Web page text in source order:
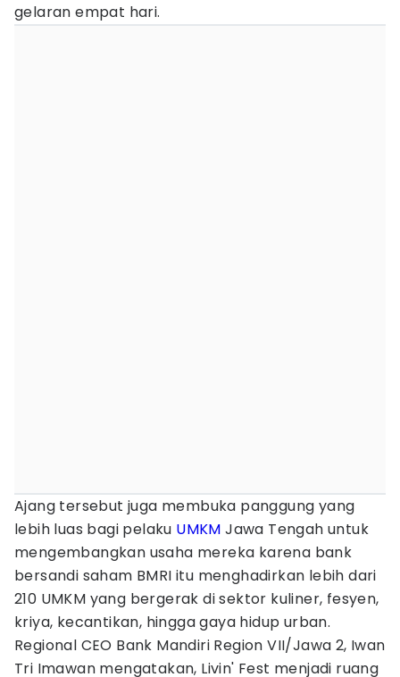
gelaran empat hari.
Ajang tersebut juga membuka panggung yang
lebih luas bagi pelaku UMKM Jawa Tengah untuk
mengembangkan usaha mereka karena bank
bersandi saham BMRI itu menghadirkan lebih dari
210 UMKM yang bergerak di sektor kuliner, fesyen,
kriya, kecantikan, hingga gaya hidup urban.
Regional CEO Bank Mandiri Region VII/Jawa 2, Iwan
Tri Imawan mengatakan, Livin' Fest menjadi ruang